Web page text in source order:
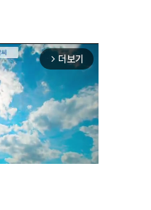
arrow_forward_ios 더보기